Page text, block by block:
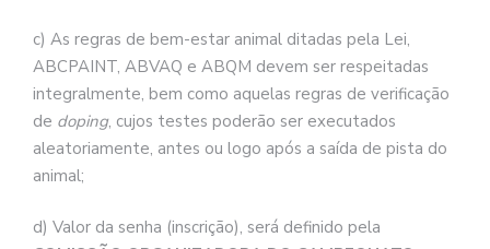
c) As regras de bem-estar animal ditadas pela Lei,
ABCPAINT, ABVAQ e ABQM devem ser respeitadas
integralmente, bem como aquelas regras de verificação
de doping, cujos testes poderão ser executados
aleatoriamente, antes ou logo após a saída de pista do
animal;
d) Valor da senha (inscrição), será definido pela